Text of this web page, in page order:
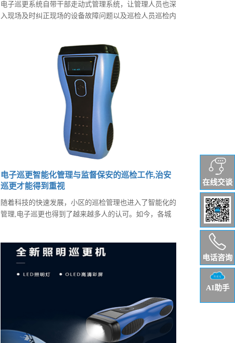
电子巡更系统自带干部走动式管理系统，让管理人员也深
入现场及时纠正现场的设备故障问题以及巡检人员巡检内
室进行数据上传，通过巡检软件分析就能知道该人员巡检
的情况。并得出了巡检报表。但是对危险的化工行业来
说，这样时间滞后的巡检系统会给企业带来很大的隐患。
电子巡更智能化管理与监督保安的巡检工作,治安
巡更才能得到重视
随着科技的快速发展，小区的巡检管理也进入了智能化的
管理,电子巡更也得到了越来越多人的认可。如今，各城
治安巡更变得更加重要，智能化的管理能更好的监督保安
非常方便地埋入墙中，防破坏，无磨损。使用方便易学易
在线交谈
电话咨询
AI助手